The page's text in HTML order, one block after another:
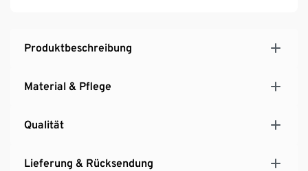
Produktbeschreibung
Material & Pflege
Qualität
Lieferung & Rücksendung